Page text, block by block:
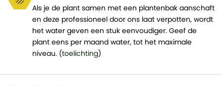
Als je de plant samen met een plantenbak aanschaft
en deze professioneel door ons laat verpotten, wordt
het water geven een stuk eenvoudiger. Geef de
plant eens per maand water, tot het maximale
niveau. (toelichting)